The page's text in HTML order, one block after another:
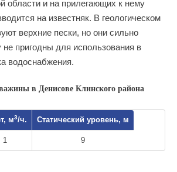
области и на прилегающих к нему
на известняк. В геологическом
верхние пески, но они сильно
пригодны для использования в
водоснабжения.
в Денисове Клинского района
м3/ч. Статический уровень, м
1 9